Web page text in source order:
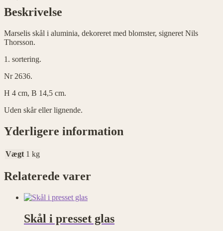
Beskrivelse
Marselis skål i aluminia, dekoreret med blomster, signeret Nils
Thorsson.
1. sortering.
Nr 2636.
H 4 cm, B 14,5 cm.
Uden skår eller lignende.
Yderligere information
Vægt 1 kg
Relaterede varer
Skål i presset glas
hjemmeside
aktivere
grundlæggende
såsom side-
adgang til
af
Hjemmesiden
fungere
ordentligt uden
Statistik
cookies
webstedsejere
med at